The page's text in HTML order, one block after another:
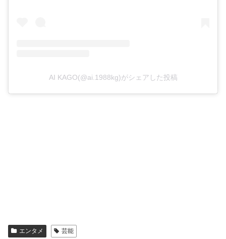
AI KAGO(@ai.1988kg)がシェアした投稿
エンタメ 芸能